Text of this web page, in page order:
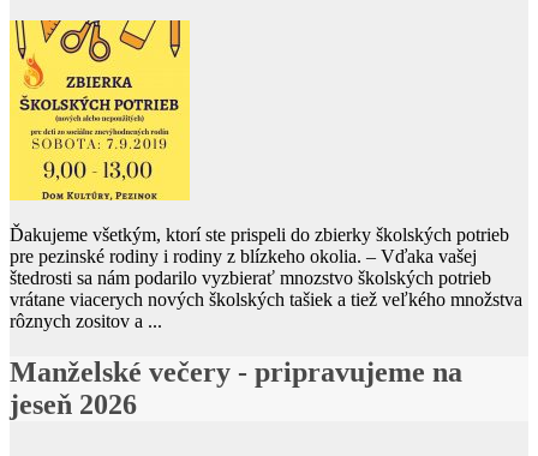
Ďakujeme všetkým, ktorí ste prispeli do zbierky školských potrieb
pre pezinské rodiny i rodiny z blízkeho okolia. – Vďaka vašej
štedrosti sa nám podarilo vyzbierať mnozstvo školských potrieb
vrátane viacerych nových školských tašiek a tiež veľkého množstva
rôznych zositov a ...
Manželské večery - pripravujeme na
jeseň 2026